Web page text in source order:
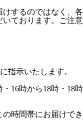
するのではなく、各
ております。ご注意
指示いたします。
16時から18時・18時
時間帯にお届けでき